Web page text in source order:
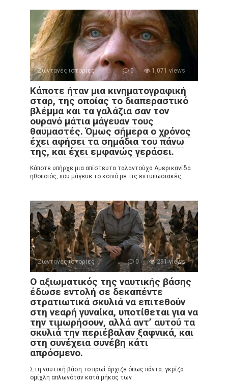
Ζωντανές ιστορίες 0 1,071 views
Κάποτε ήταν μια κινηματογραφική
σταρ, της οποίας το διαπεραστικό
βλέμμα και τα γαλάζια σαν τον
ουρανό μάτια μάγευαν τους
θαυμαστές. Όμως σήμερα ο χρόνος
έχει αφήσει τα σημάδια του πάνω
της, και έχει εμφανώς γεράσει.
Κάποτε υπήρχε μια απίστευτα ταλαντούχα Αμερικανίδα
ηθοποιός, που μάγευε το κοινό με τις εντυπωσιακές
Ζωντανές ιστορίες 0 291 views
Ο αξιωματικός της ναυτικής βάσης
έδωσε εντολή σε δεκαπέντε
στρατιωτικά σκυλιά να επιτεθούν
στη νεαρή γυναίκα, υποτίθεται για να
την τιμωρήσουν, αλλά αντ’ αυτού τα
σκυλιά την περιέβαλαν ξαφνικά, και
στη συνέχεια συνέβη κάτι
απρόσμενο.
Στη ναυτική βάση το πρωί άρχιζε όπως πάντα: γκρίζα
ομίχλη απλωνόταν κατά μήκος των